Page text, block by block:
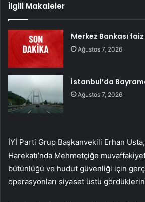
İlgili Makaleler
Merkez Bankası faiz
Ağustos 7, 2026
İstanbul’da
Ağustos 7, 2026
İYİ Parti Grup Başkanvekili Erhan
Harekatı’nda Mehmetçiğe
bütünlüğü ve hudut güvenliği için
operasyonları siyaset üstü